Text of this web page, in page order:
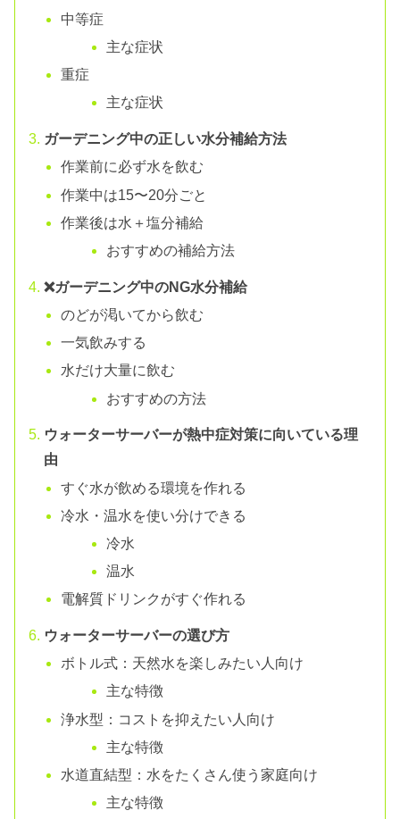
中等症
主な症状
重症
主な症状
ガーデニング中の正しい水分補給方法
作業前に必ず水を飲む
作業中は15〜20分ごと
作業後は水＋塩分補給
おすすめの補給方法
❌ガーデニング中のNG水分補給
のどが渇いてから飲む
一気飲みする
水だけ大量に飲む
おすすめの方法
ウォーターサーバーが熱中症対策に向いている理
由
すぐ水が飲める環境を作れる
冷水・温水を使い分けできる
冷水
温水
電解質ドリンクがすぐ作れる
ウォーターサーバーの選び方
ボトル式：天然水を楽しみたい人向け
主な特徴
浄水型：コストを抑えたい人向け
主な特徴
水道直結型：水をたくさん使う家庭向け
主な特徴